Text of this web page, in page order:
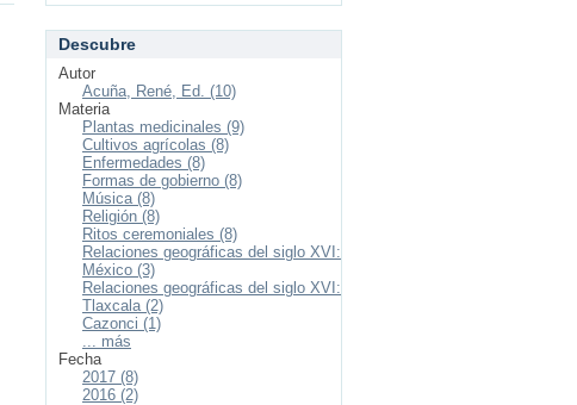
Descubre
Autor
Acuña, René, Ed. (10)
Materia
Plantas medicinales (9)
Cultivos agrícolas (8)
Enfermedades (8)
Formas de gobierno (8)
Música (8)
Religión (8)
Ritos ceremoniales (8)
Relaciones geográficas del siglo XVI:
México (3)
Relaciones geográficas del siglo XVI:
Tlaxcala (2)
Cazonci (1)
... más
Fecha
2017 (8)
2016 (2)